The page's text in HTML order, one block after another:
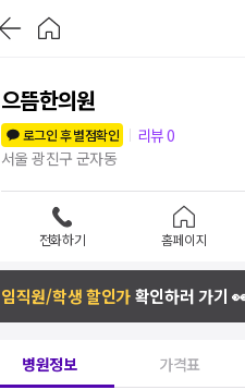
으뜸한의원
로그인 후 별점확인
리뷰0
서울 광진구 군자동
전화하기 홈페이지
임직원/학생 할인가확인하러 가기
병원정보 가격표